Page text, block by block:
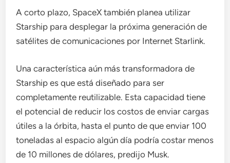
A corto plazo, SpaceX también planea utilizar
Starship para desplegar la próxima generación de
satélites de comunicaciones por Internet Starlink.
Una característica aún más transformadora de
Starship es que está diseñado para ser
completamente reutilizable. Esta capacidad tiene
el potencial de reducir los costos de enviar cargas
útiles a la órbita, hasta el punto de que enviar 100
toneladas al espacio algún día podría costar menos
de 10 millones de dólares, predijo Musk.